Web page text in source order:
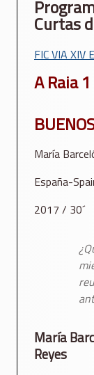
Curtas
FIC VIA XIV
A Raia 1
María
España-
2017 / 30´
María
Reyes